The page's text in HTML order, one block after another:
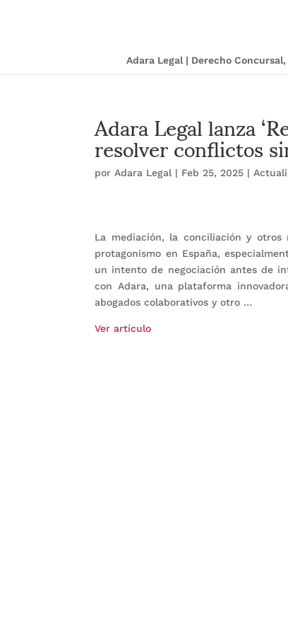
Adara Legal | Derecho
Adara Legal lanza
resolver conflictos
porAdara Legal | Feb 25, 2025 |
La mediación, la conciliación y otros
protagonismo en España,
un intento de negociación antes de
con Adara, una plataforma
abogados colaborativos y otro …
Ver artículo